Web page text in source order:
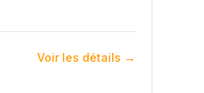
Voir les détails →